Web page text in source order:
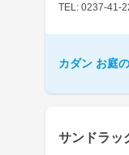
TEL: 0237-41-
カダン お庭
サンドラッ